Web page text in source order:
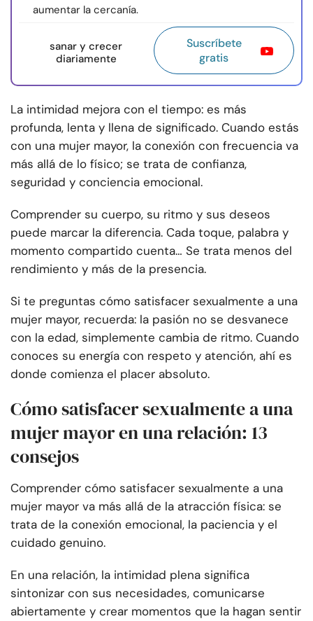
aumentar la cercanía.
sanar y crecer
diariamente
Suscríbete
gratis
La intimidad mejora con el tiempo: es más
profunda, lenta y llena de significado. Cuando estás
con una mujer mayor, la conexión con frecuencia va
más allá de lo físico; se trata de confianza,
seguridad y conciencia emocional.
Comprender su cuerpo, su ritmo y sus deseos
puede marcar la diferencia. Cada toque, palabra y
momento compartido cuenta… Se trata menos del
rendimiento y más de la presencia.
Si te preguntas cómo satisfacer sexualmente a una
mujer mayor, recuerda: la pasión no se desvanece
con la edad, simplemente cambia de ritmo. Cuando
conoces su energía con respeto y atención, ahí es
donde comienza el placer absoluto.
Cómo satisfacer sexualmente a una
mujer mayor en una relación: 13
consejos
Comprender cómo satisfacer sexualmente a una
mujer mayor va más allá de la atracción física: se
trata de la conexión emocional, la paciencia y el
cuidado genuino.
En una relación, la intimidad plena significa
sintonizar con sus necesidades, comunicarse
abiertamente y crear momentos que la hagan sentir